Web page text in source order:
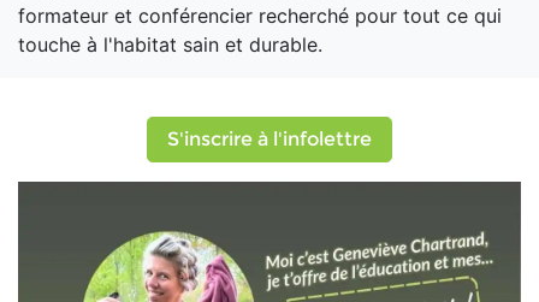
formateur et conférencier recherché pour tout ce qui
touche à l'habitat sain et durable.
S'inscrire à l'infolettre